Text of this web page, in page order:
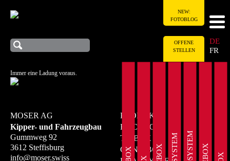
Immer eine Ladung voraus.
DE
FR
NEW:
FOTOBLOG
OFFENE
STELLEN
MOSER AG
Kipper- und Fahrzeugbau
Gummweg 92
3612 Steffisburg
info@moser.swiss
PRODUKTE
ROCKBOX
TRIBOX
CONICBOX